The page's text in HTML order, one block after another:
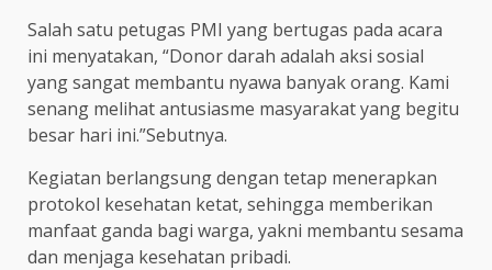
Salah satu petugas PMI yang bertugas pada acara
ini menyatakan, “Donor darah adalah aksi sosial
yang sangat membantu nyawa banyak orang. Kami
senang melihat antusiasme masyarakat yang begitu
besar hari ini.”Sebutnya.
Kegiatan berlangsung dengan tetap menerapkan
protokol kesehatan ketat, sehingga memberikan
manfaat ganda bagi warga, yakni membantu sesama
dan menjaga kesehatan pribadi.